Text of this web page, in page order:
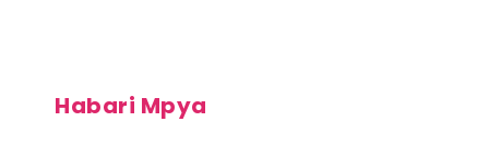
Habari Mpya